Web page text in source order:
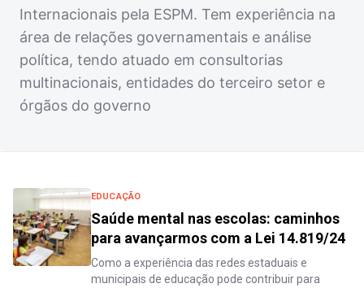
Internacionais pela ESPM. Tem experiência na
área de relações governamentais e análise
política, tendo atuado em consultorias
multinacionais, entidades do terceiro setor e
órgãos do governo
EDUCAÇÃO
Saúde mental nas escolas: caminhos
para avançarmos com a Lei 14.819/24
Como a experiência das redes estaduais e
municipais de educação pode contribuir para